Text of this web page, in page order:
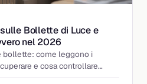
Bollette di Luce e
nel 2026
bollette: come leggono i
e cosa controllare
La guida 2026.